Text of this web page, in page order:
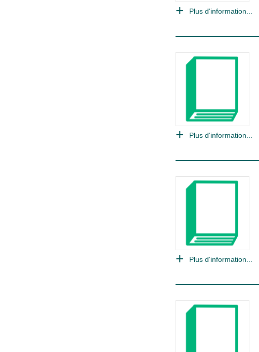
Plus d'information...
Plus d'information...
Plus d'information...